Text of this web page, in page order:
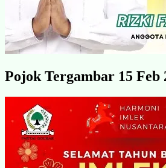
Pojok Tergambar 15 Feb